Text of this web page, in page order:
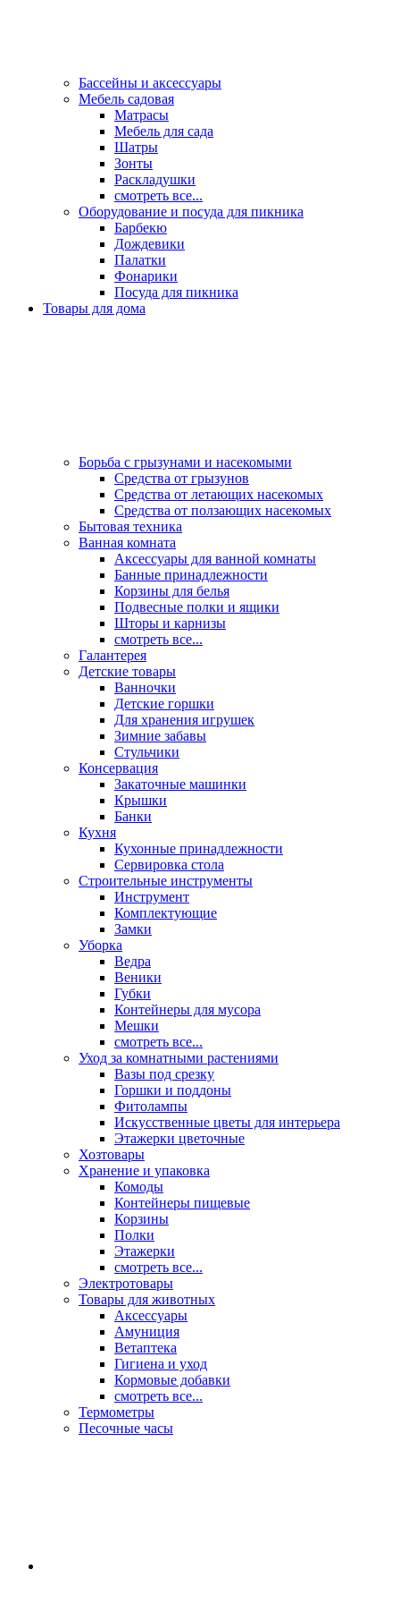
Бассейны и аксессуары
Мебель садовая
Матрасы
Мебель для сада
Шатры
Зонты
Раскладушки
смотреть все...
Оборудование и посуда для пикника
Барбекю
Дождевики
Палатки
Фонарики
Посуда для пикника
Товары для дома
Борьба с грызунами и насекомыми
Средства от грызунов
Средства от летающих насекомых
Средства от ползающих насекомых
Бытовая техника
Ванная комната
Аксессуары для ванной комнаты
Банные принадлежности
Корзины для белья
Подвесные полки и ящики
Шторы и карнизы
смотреть все...
Галантерея
Детские товары
Ванночки
Детские горшки
Для хранения игрушек
Зимние забавы
Стульчики
Консервация
Закаточные машинки
Крышки
Банки
Кухня
Кухонные принадлежности
Сервировка стола
Строительные инструменты
Инструмент
Комплектующие
Замки
Уборка
Ведра
Веники
Губки
Контейнеры для мусора
Мешки
смотреть все...
Уход за комнатными растениями
Вазы под срезку
Горшки и поддоны
Фитолампы
Искусственные цветы для интерьера
Этажерки цветочные
Хозтовары
Хранение и упаковка
Комоды
Контейнеры пищевые
Корзины
Полки
Этажерки
смотреть все...
Электротовары
Товары для животных
Аксессуары
Амуниция
Ветаптека
Гигиена и уход
Кормовые добавки
смотреть все...
Термометры
Песочные часы